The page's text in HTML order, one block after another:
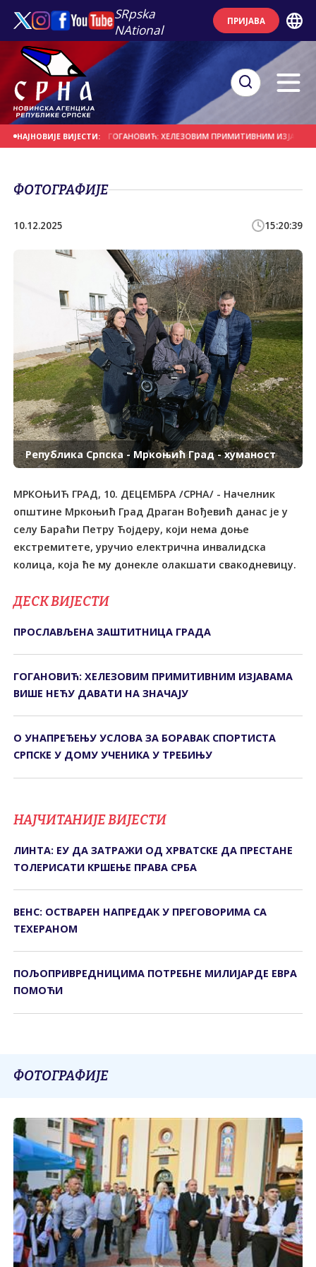
SRpska
NAtional
ПРИЈАВА
НАЈНОВИЈЕ ВИЈЕСТИ:
ГРАДА ГОГАНОВИЋ: ХЕЛЕЗОВИМ ПРИМИТИВНИМ ИЗЈАВАМА
ФОТОГРАФИЈЕ
10.12.2025 15:20:39
Република Српска - Мркоњић Град - хуманост
МРКОЊИЋ ГРАД, 10. ДЕЦЕМБРА /СРНА/ - Начелник
општине Мркоњић Град Драган Вођевић данас је у
селу Бараћи Петру Ћојдеру, који нема доње
екстремитете, уручио електрична инвалидска
колица, која ће му донекле олакшати свакодневицу.
ДЕСК ВИЈЕСТИ
ПРОСЛАВЉЕНА ЗАШТИТНИЦА ГРАДА
ГОГАНОВИЋ: ХЕЛЕЗОВИМ ПРИМИТИВНИМ ИЗЈАВАМА
ВИШЕ НЕЋУ ДАВАТИ НА ЗНАЧАЈУ
О УНАПРЕЂЕЊУ УСЛОВА ЗА БОРАВАК СПОРТИСТА
СРПСКЕ У ДОМУ УЧЕНИКА У ТРЕБИЊУ
НАЈЧИТАНИЈЕ ВИЈЕСТИ
ЛИНТА: ЕУ ДА ЗАТРАЖИ ОД ХРВАТСКЕ ДА ПРЕСТАНЕ
ТОЛЕРИСАТИ КРШЕЊЕ ПРАВА СРБА
ВЕНС: ОСТВАРЕН НАПРЕДАК У ПРЕГОВОРИМА СА
ТЕХЕРАНОМ
ПОЉОПРИВРЕДНИЦИМА ПОТРЕБНЕ МИЛИЈАРДЕ ЕВРА
ПОМОЋИ
ФОТОГРАФИЈЕ